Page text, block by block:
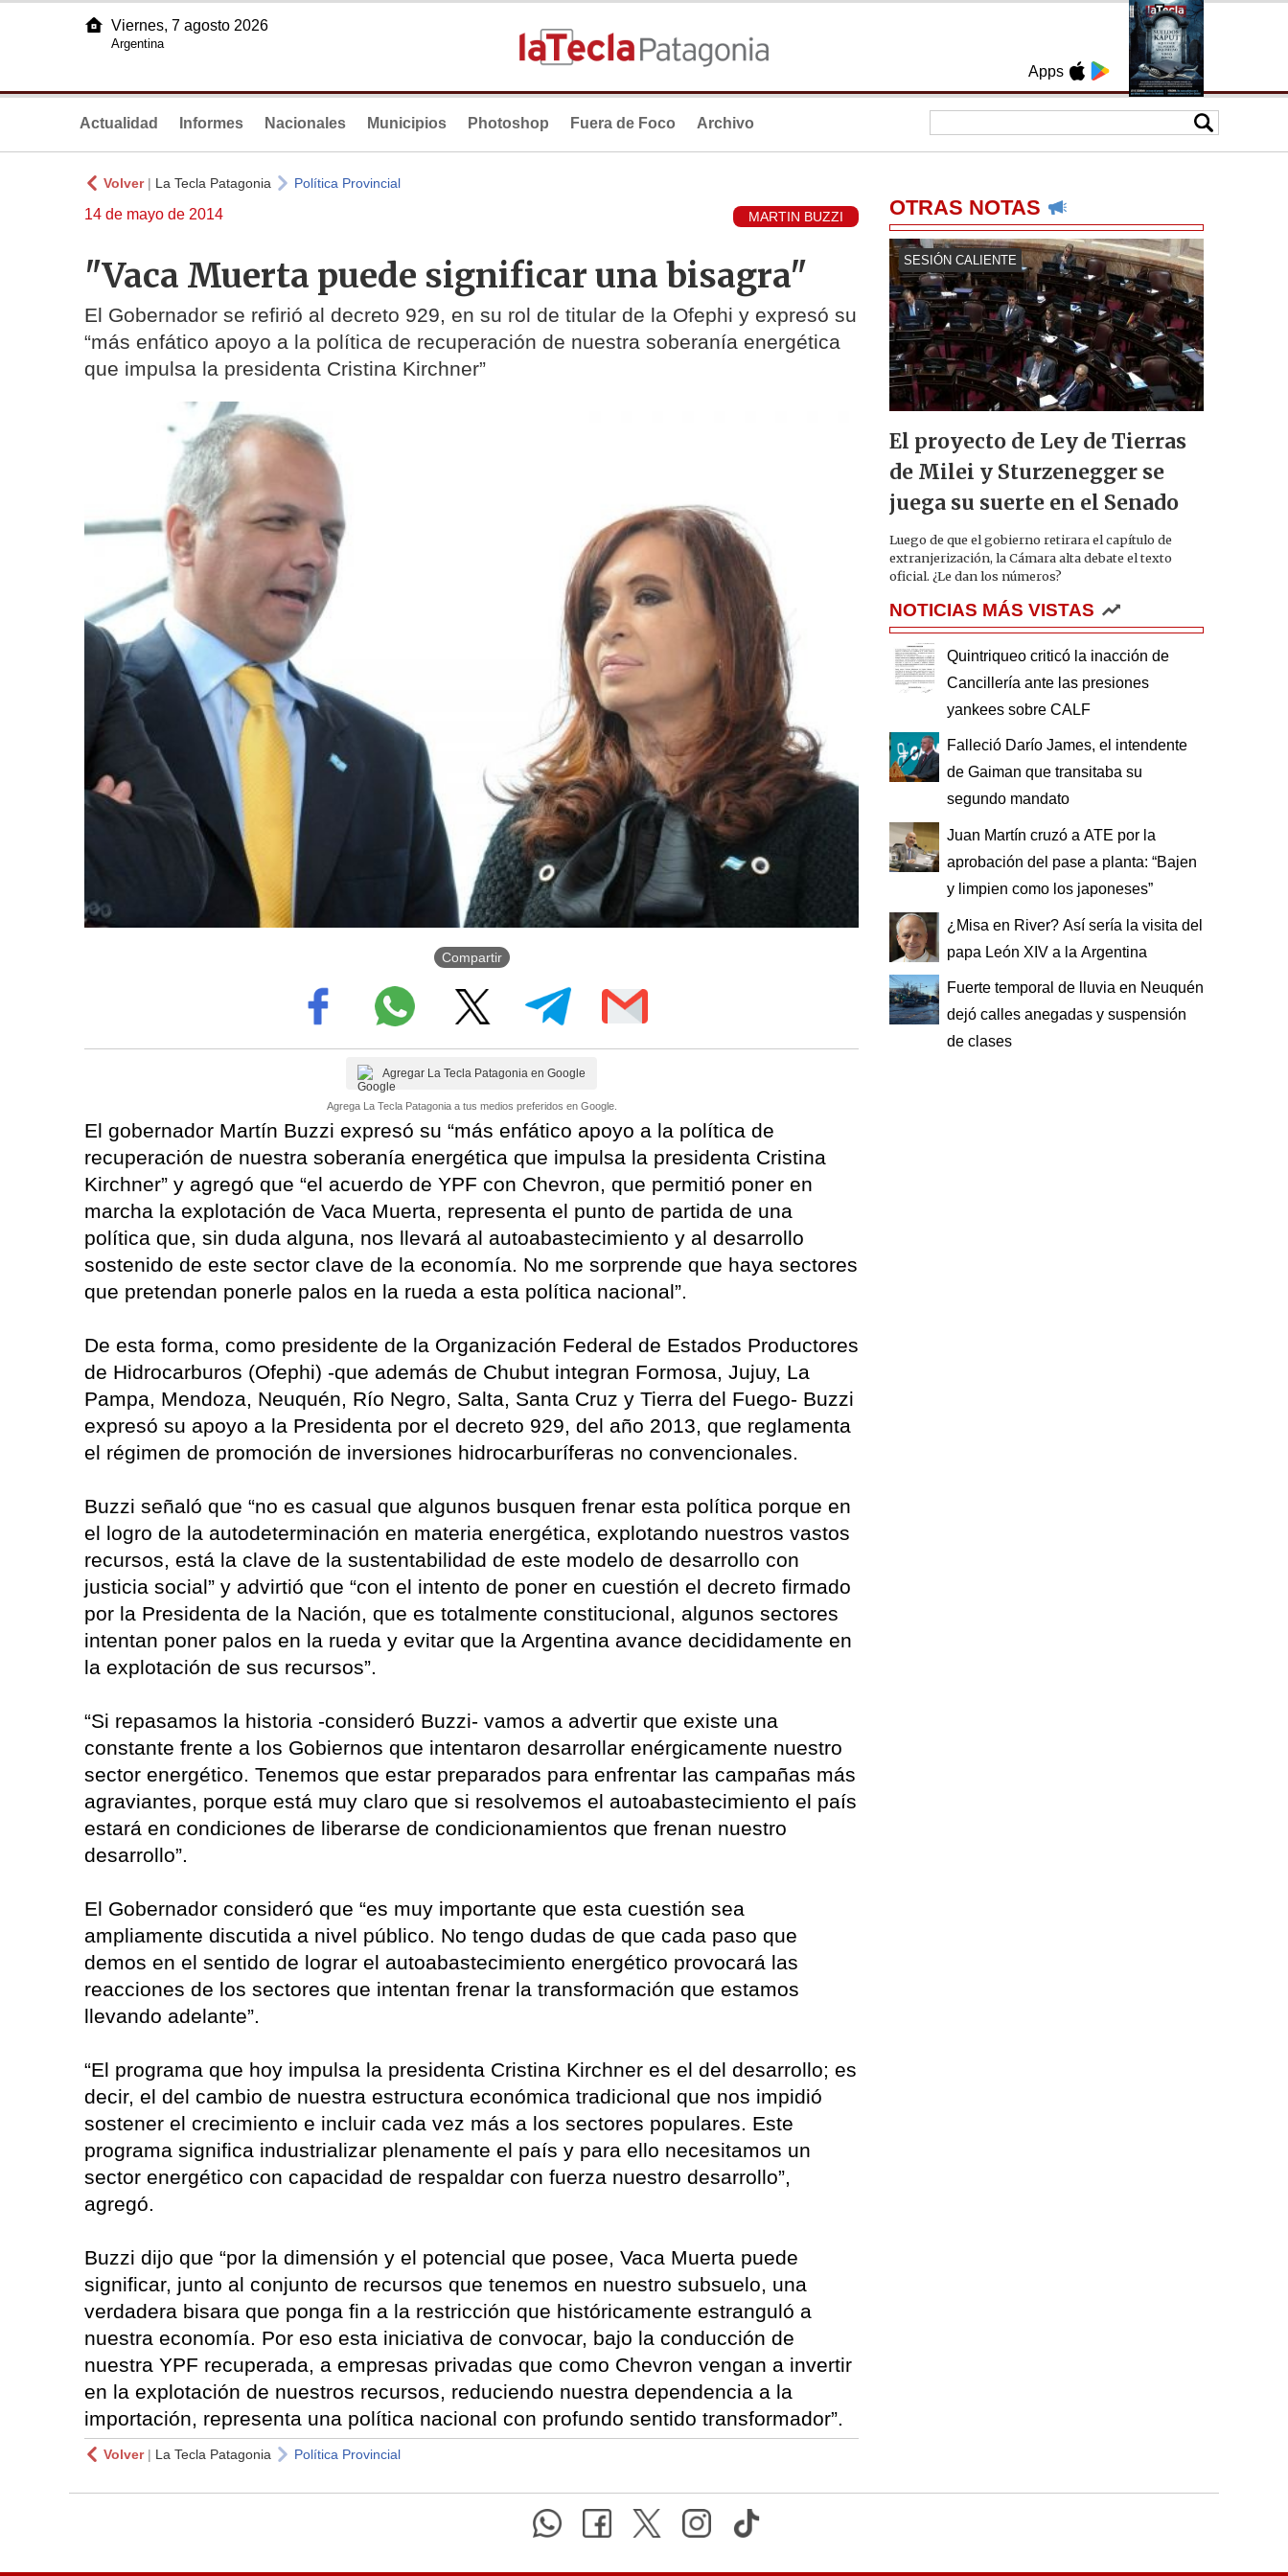
Apps
Viernes, 7 agosto 2026
Argentina
Actualidad Informes Nacionales Municipios Photoshop Fuera de Foco Archivo
Volver| La Tecla Patagonia Política Provincial
14 de mayo de 2014 MARTIN BUZZI
"Vaca Muerta puede significar una bisagra"
El Gobernador se refirió al decreto 929, en su rol de titular de la Ofephi y expresó su
“más enfático apoyo a la política de recuperación de nuestra soberanía energética
que impulsa la presidenta Cristina Kirchner”
Compartir
Agregar La Tecla Patagonia en Google
Agrega La Tecla Patagonia a tus medios preferidos en Google.
El gobernador Martín Buzzi expresó su “más enfático apoyo a la política de
recuperación de nuestra soberanía energética que impulsa la presidenta Cristina
Kirchner” y agregó que “el acuerdo de YPF con Chevron, que permitió poner en
marcha la explotación de Vaca Muerta, representa el punto de partida de una
política que, sin duda alguna, nos llevará al autoabastecimiento y al desarrollo
sostenido de este sector clave de la economía. No me sorprende que haya sectores
que pretendan ponerle palos en la rueda a esta política nacional”.
De esta forma, como presidente de la Organización Federal de Estados Productores
de Hidrocarburos (Ofephi) -que además de Chubut integran Formosa, Jujuy, La
Pampa, Mendoza, Neuquén, Río Negro, Salta, Santa Cruz y Tierra del Fuego- Buzzi
expresó su apoyo a la Presidenta por el decreto 929, del año 2013, que reglamenta
el régimen de promoción de inversiones hidrocarburíferas no convencionales.
Buzzi señaló que “no es casual que algunos busquen frenar esta política porque en
el logro de la autodeterminación en materia energética, explotando nuestros vastos
recursos, está la clave de la sustentabilidad de este modelo de desarrollo con
justicia social” y advirtió que “con el intento de poner en cuestión el decreto firmado
por la Presidenta de la Nación, que es totalmente constitucional, algunos sectores
intentan poner palos en la rueda y evitar que la Argentina avance decididamente en
la explotación de sus recursos”.
“Si repasamos la historia -consideró Buzzi- vamos a advertir que existe una
constante frente a los Gobiernos que intentaron desarrollar enérgicamente nuestro
sector energético. Tenemos que estar preparados para enfrentar las campañas más
agraviantes, porque está muy claro que si resolvemos el autoabastecimiento el país
estará en condiciones de liberarse de condicionamientos que frenan nuestro
desarrollo”.
El Gobernador consideró que “es muy importante que esta cuestión sea
ampliamente discutida a nivel público. No tengo dudas de que cada paso que
demos en el sentido de lograr el autoabastecimiento energético provocará las
reacciones de los sectores que intentan frenar la transformación que estamos
llevando adelante”.
“El programa que hoy impulsa la presidenta Cristina Kirchner es el del desarrollo; es
decir, el del cambio de nuestra estructura económica tradicional que nos impidió
sostener el crecimiento e incluir cada vez más a los sectores populares. Este
programa significa industrializar plenamente el país y para ello necesitamos un
sector energético con capacidad de respaldar con fuerza nuestro desarrollo”,
agregó.
Buzzi dijo que “por la dimensión y el potencial que posee, Vaca Muerta puede
significar, junto al conjunto de recursos que tenemos en nuestro subsuelo, una
verdadera bisara que ponga fin a la restricción que históricamente estranguló a
nuestra economía. Por eso esta iniciativa de convocar, bajo la conducción de
nuestra YPF recuperada, a empresas privadas que como Chevron vengan a invertir
en la explotación de nuestros recursos, reduciendo nuestra dependencia a la
importación, representa una política nacional con profundo sentido transformador”.
Volver| La Tecla Patagonia Política Provincial
OTRAS NOTAS
SESIÓN CALIENTE
El proyecto de Ley de Tierras
de Milei y Sturzenegger se
juega su suerte en el Senado
Luego de que el gobierno retirara el capítulo de
extranjerización, la Cámara alta debate el texto
oficial. ¿Le dan los números?
NOTICIAS MÁS VISTAS
Quintriqueo criticó la inacción de
Cancillería ante las presiones
yankees sobre CALF
Falleció Darío James, el intendente
de Gaiman que transitaba su
segundo mandato
Juan Martín cruzó a ATE por la
aprobación del pase a planta: “Bajen
y limpien como los japoneses”
¿Misa en River? Así sería la visita del
papa León XIV a la Argentina
Fuerte temporal de lluvia en Neuquén
dejó calles anegadas y suspensión
de clases